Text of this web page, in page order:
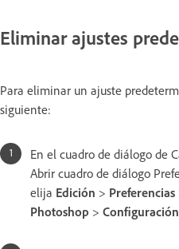
Eliminar ajustes
Para eliminar un ajuste
siguiente:
En el cuadro de diálogo de
Abrir cuadro de diálogo
elija Edición > Preferencias
Photoshop > Configuración